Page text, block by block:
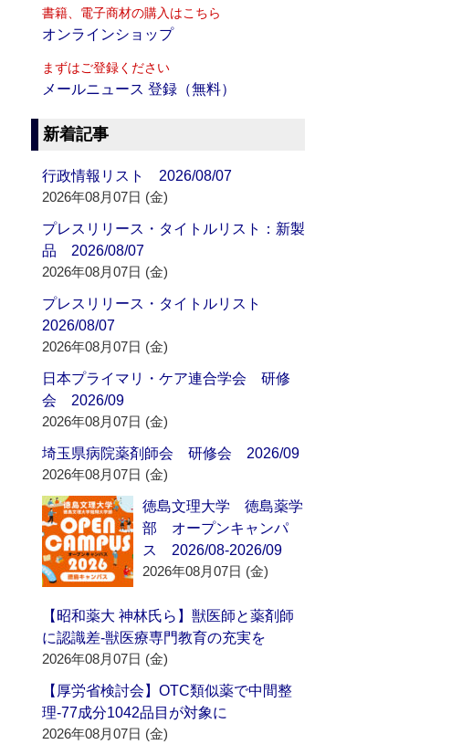
書籍、電子商材の購入はこちら
オンラインショップ
まずはご登録ください
メールニュース 登録（無料）
新着記事
行政情報リスト 2026/08/07
2026年08月07日 (金)
プレスリリース・タイトルリスト：新製
品 2026/08/07
2026年08月07日 (金)
プレスリリース・タイトルリスト
2026/08/07
2026年08月07日 (金)
日本プライマリ・ケア連合学会 研修
会 2026/09
2026年08月07日 (金)
埼玉県病院薬剤師会 研修会 2026/09
2026年08月07日 (金)
徳島文理大学 徳島薬学
部 オープンキャンパ
ス 2026/08-2026/09
2026年08月07日 (金)
【昭和薬大 神林氏ら】獣医師と薬剤師
に認識差‐獣医療専門教育の充実を
2026年08月07日 (金)
【厚労省検討会】OTC類似薬で中間整
理‐77成分1042品目が対象に
2026年08月07日 (金)